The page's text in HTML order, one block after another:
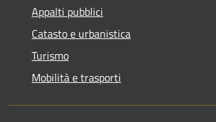
Appalti pubblici
Catasto e urbanistica
Turismo
Mobilità e trasporti